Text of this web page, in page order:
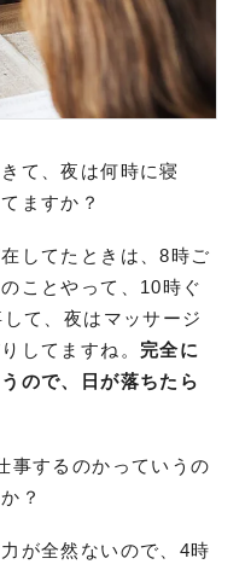
て、夜は何時に寝
ますか？
してたときは、8時ご
ことやって、10時ぐ
て、夜はマッサージ
してますね。 完全に
ので、日が落ちたら
事するのかっていうの
？
が全然ないので、4時